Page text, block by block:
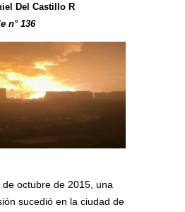
Del Castillo R
n° 136
octubre de 2015, una
sucedió en la ciudad de